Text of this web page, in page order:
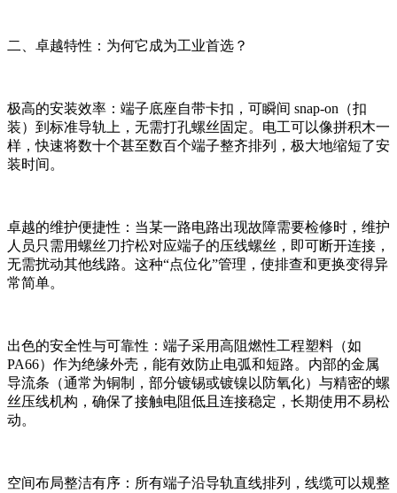
二、卓越特性：为何它成为工业首选？
极高的安装效率：端子底座自带卡扣，可瞬间 snap-on（扣
装）到标准导轨上，无需打孔螺丝固定。电工可以像拼积木一
样，快速将数十个甚至数百个端子整齐排列，极大地缩短了安
装时间。
卓越的维护便捷性：当某一路电路出现故障需要检修时，维护
人员只需用螺丝刀拧松对应端子的压线螺丝，即可断开连接，
无需扰动其他线路。这种“点位化”管理，使排查和更换变得异
常简单。
出色的安全性与可靠性：端子采用高阻燃性工程塑料（如
PA66）作为绝缘外壳，能有效防止电弧和短路。内部的金属
导流条（通常为铜制，部分镀锡或镀镍以防氧化）与精密的螺
丝压线机构，确保了接触电阻低且连接稳定，长期使用不易松
动。
空间布局整洁有序：所有端子沿导轨直线排列，线缆可以规整